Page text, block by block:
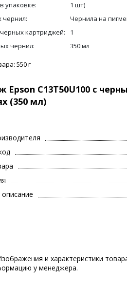
упаковке:
1 шт)
чернил:
Чернила на
картриджей:
1
чернил:
350 мл
550 г
Epson C13T50U100 с
(350 мл)
и характеристики
у менеджера.